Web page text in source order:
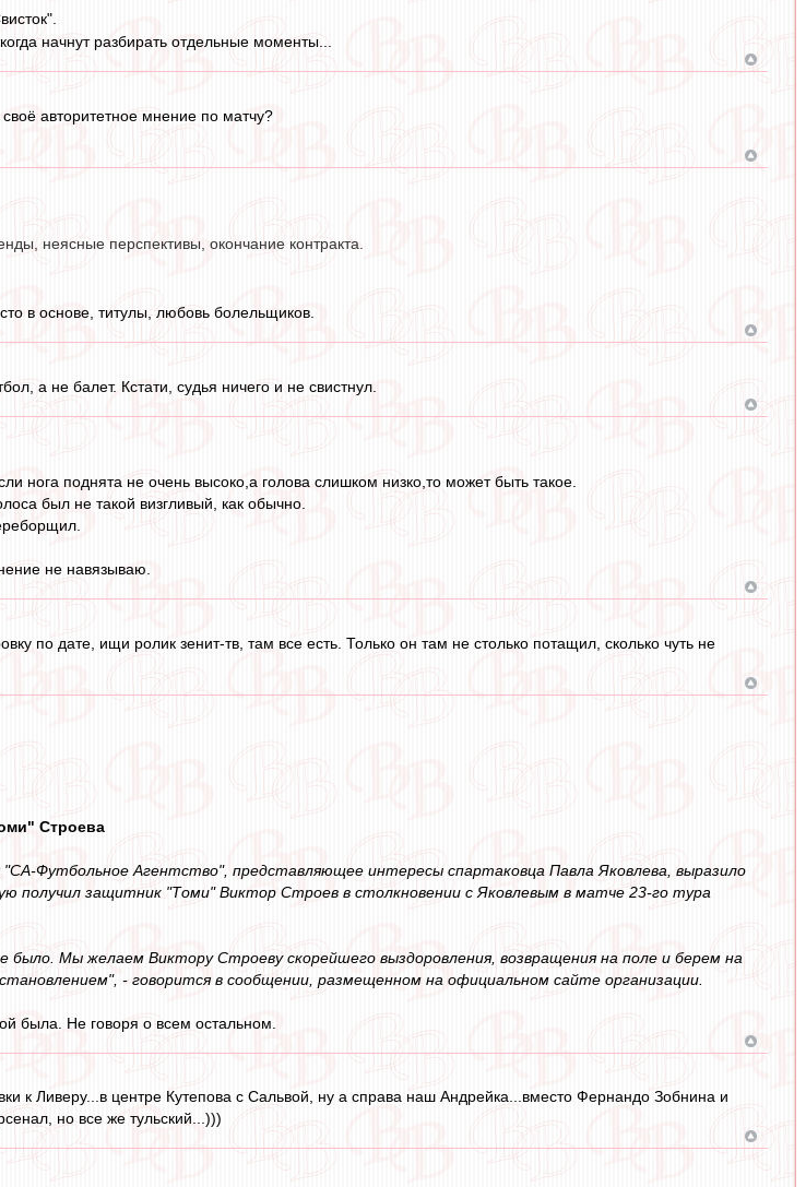
начнут разбирать отдельные моменты...
авторитетное мнение по матчу?
неясные перспективы, окончание контракта.
в основе, титулы, любовь болельщиков.
а не балет. Кстати, судья ничего и не свистнул.
нога поднята не очень высоко,а голова слишком низко,то может быть такое.
был не такой визгливый, как обычно.
не навязываю.
по дате, ищи ролик зенит-тв, там все есть. Только он там не столько потащил, сколько чуть не
Строева
"СА-Футбольное Агентство", представляющее интересы спартаковца Павла Яковлева, выразило
получил защитник "Томи" Виктор Строев в столкновении с Яковлевым в матче 23-го тура
было. Мы желаем Виктору Строеву скорейшего выздоровления, возвращения на поле и берем на
- говорится в сообщении, размещенном на официальном сайте организации.
была. Не говоря о всем остальном.
к Ливеру...в центре Кутепова с Сальвой, ну а справа наш Андрейка...вместо Фернандо Зобнина и
но все же тульский...)))